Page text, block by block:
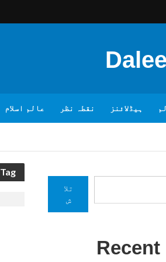
ہیڈلائنز نقطہ نظر عالم اسلام
Tag - عاصمہ عالمگیر
تلا
ش